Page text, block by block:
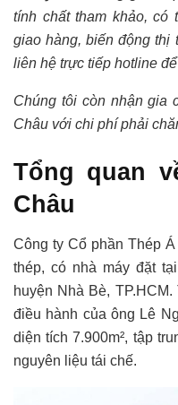
tính chất tham khảo, có
giao hàng, biến động
liên hệ trực tiếp hotline
Chúng tôi còn nhận gia
Châu với chi phí phải
Tổng quan
Châu
Công ty Cổ phần Thép
thép, có nhà máy đặt
huyện Nhà Bè,
điều hành của ông Lê
diện tích 7.900m², tập
nguyên liệu tái chế.